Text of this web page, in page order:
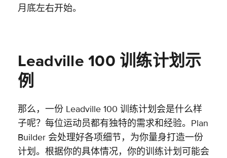
月底左右开始。
Leadville 100 训练计划示
例
那么，一份 Leadville 100 训练计划会是什么样
子呢？每位运动员都有独特的需求和经验。Plan
Builder 会处理好各项细节，为你量身打造一份
计划。根据你的具体情况，你的训练计划可能会